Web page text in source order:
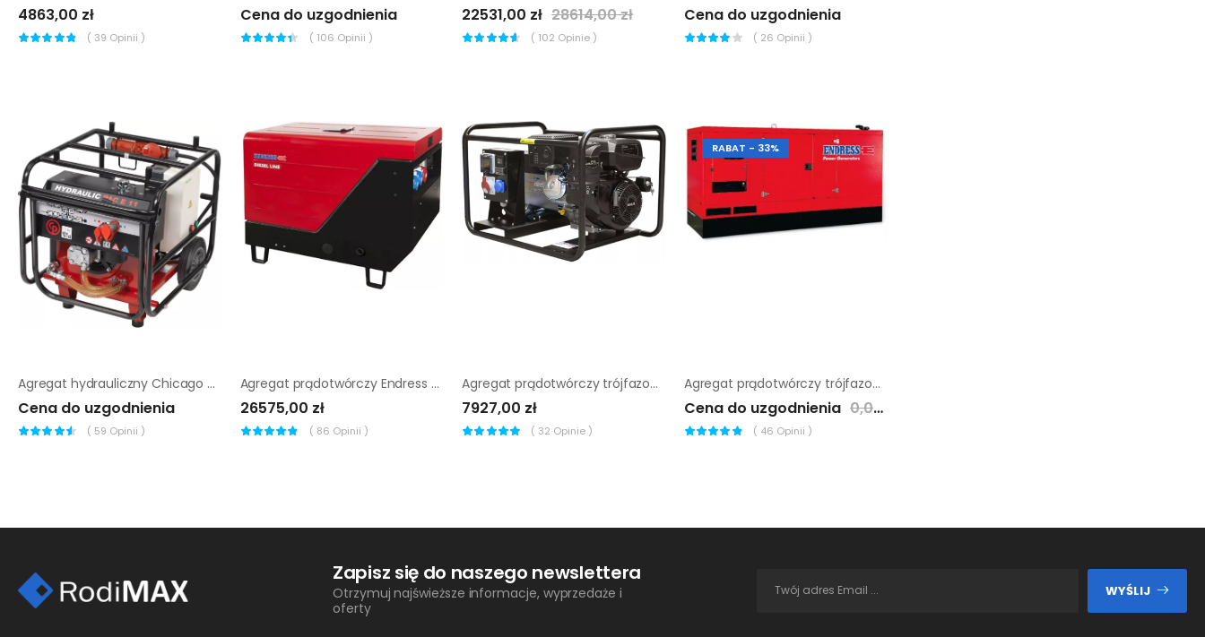
4863,00 zł
( 39 Opinii )
Cena do uzgodnienia
( 106 Opinii )
22531,00 zł 28614,00 zł
( 102 Opinie )
Cena do uzgodnienia
( 26 Opinii )
Agregat hydrauliczny Chicago Pneumatic PAC E11
Cena do uzgodnienia
( 59 Opinii )
Agregat prądotwórczy Endress ESE 706 DYS-GT ES ISO DI
26575,00 zł
( 86 Opinii )
Agregat prądotwórczy trójfazowy Sumera Motor SMG-9TE-K
7927,00 zł
( 32 Opinie )
RABAT - 33%
Agregat prądotwórczy trójfazowy Endress ESE 370 VW/AS
Cena do uzgodnienia 0,00 zł
( 46 Opinii )
Zapisz się do naszego newslettera
Otrzymuj najświeższe informacje, wyprzedaże i
oferty
WYŚLIJ